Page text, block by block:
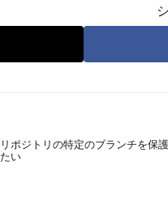
リポジトリの特定のブランチを保
たい